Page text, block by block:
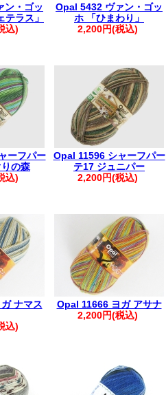
ン・ゴッ
ラス」
込)
Opal 5432 ヴァン・ゴッ
ホ 「ひまわり」
2,200円(税込)
ーフパー
の森
込)
Opal 11596 シャーフパー
テ17 ジュニパー
2,200円(税込)
ナマス
込)
Opal 11666 ヨガ アサナ
2,200円(税込)